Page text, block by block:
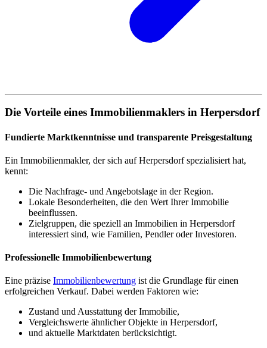
Die Vorteile eines Immobilienmaklers in Herpersdorf
Fundierte Marktkenntnisse und transparente Preisgestaltung
Ein Immobilienmakler, der sich auf Herpersdorf spezialisiert hat,
kennt:
Die Nachfrage- und Angebotslage in der Region.
Lokale Besonderheiten, die den Wert Ihrer Immobilie
beeinflussen.
Zielgruppen, die speziell an Immobilien in Herpersdorf
interessiert sind, wie Familien, Pendler oder Investoren.
Professionelle Immobilienbewertung
Eine präzise Immobilienbewertung ist die Grundlage für einen
erfolgreichen Verkauf. Dabei werden Faktoren wie:
Zustand und Ausstattung der Immobilie,
Vergleichswerte ähnlicher Objekte in Herpersdorf,
und aktuelle Marktdaten berücksichtigt.